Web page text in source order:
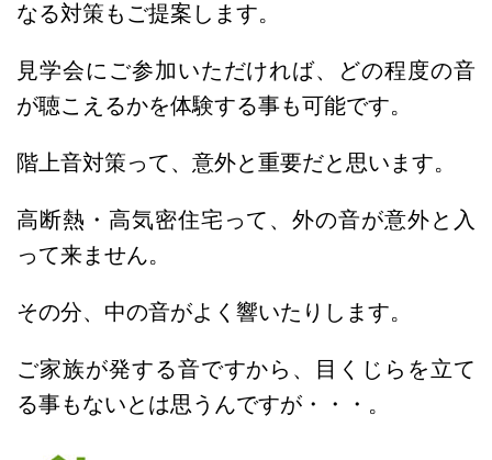
なる対策もご提案します。
見学会にご参加いただければ、どの程度の音
が聴こえるかを体験する事も可能です。
階上音対策って、意外と重要だと思います。
高断熱・高気密住宅って、外の音が意外と入
って来ません。
その分、中の音がよく響いたりします。
ご家族が発する音ですから、目くじらを立て
る事もないとは思うんですが・・・。